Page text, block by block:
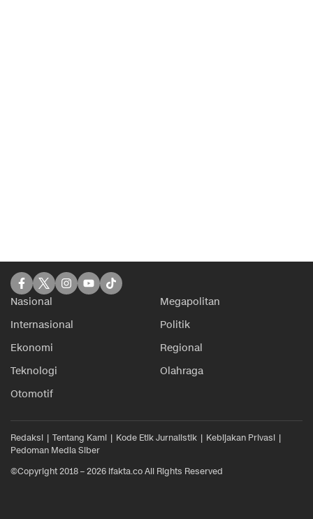
Nasional
Megapolitan
Internasional
Politik
Ekonomi
Regional
Teknologi
Olahraga
Otomotif
Redaksi Tentang Kami Kode Etik Jurnalistik
Kebijakan Privasi
Pedoman Media Siber
©Copyright 2018 – 2026 ifakta.co All Rights Reserved